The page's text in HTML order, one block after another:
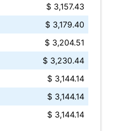
$ 3,157.43
$ 3,179.40
$ 3,204.51
$ 3,230.44
$ 3,144.14
$ 3,144.14
$ 3,144.14